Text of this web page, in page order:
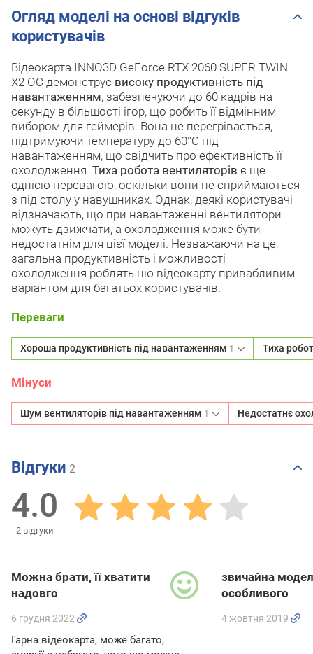
Огляд моделі на основі відгуків
користувачів
Відеокарта INNO3D GeForce RTX 2060 SUPER TWIN
X2 OC демонструє високу продуктивність під
навантаженням, забезпечуючи до 60 кадрів на
секунду в більшості ігор, що робить її відмінним
вибором для геймерів. Вона не перегрівається,
підтримуючи температуру до 60°С під
навантаженням, що свідчить про ефективність її
охолодження. Тиха робота вентиляторів є ще
однією перевагою, оскільки вони не сприймаються
з під столу у навушниках. Однак, деякі користувачі
відзначають, що при навантаженні вентилятори
можуть дзижчати, а охолодження може бути
недостатнім для цієї моделі. Незважаючи на це,
загальна продуктивність і можливості
охолодження роблять цю відеокарту привабливим
варіантом для багатьох користувачів.
Переваги
Хороша продуктивність під навантаженням 1 Тиха
Мінуси
Шум вентиляторів під навантаженням 1 Недостатнє
Відгуки 2
4.0
2 відгуки
Можна брати, її хватити
надовго
6 грудня 2022
Гарна відеокарта, може багато,
звичайна
особливого
4 жовтня 2019